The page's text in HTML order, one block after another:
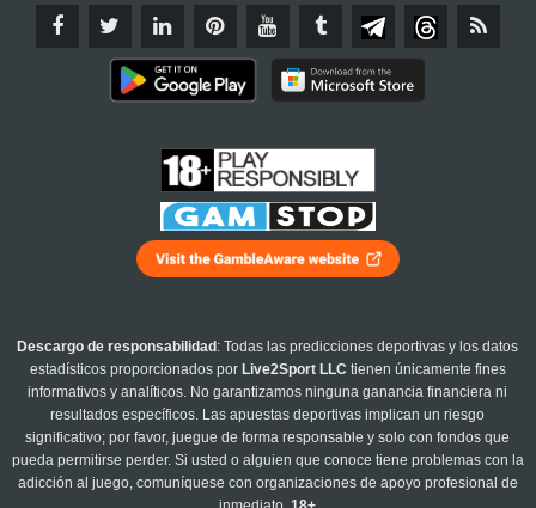
Descargo de responsabilidad : Todas las predicciones deportivas y los datos
estadísticos proporcionados por Live2Sport LLC tienen únicamente fines
informativos y analíticos. No garantizamos ninguna ganancia financiera ni
resultados específicos. Las apuestas deportivas implican un riesgo
significativo; por favor, juegue de forma responsable y solo con fondos que
pueda permitirse perder. Si usted o alguien que conoce tiene problemas con la
adicción al juego, comuníquese con organizaciones de apoyo profesional de